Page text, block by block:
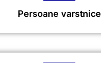
Persoane varstnice